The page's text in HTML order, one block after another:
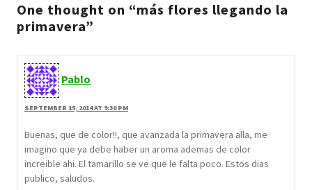
One thought on “más flores llegando la
primavera”
Pablo
SEPTEMBER 15, 2014 AT 9:30 PM
Buenas, que de color!!, que avanzada la primavera alla, me
imagino que ya debe haber un aroma ademas de color
increible ahi. El tamarillo se ve que le falta poco. Estos dias
publico, saludos.